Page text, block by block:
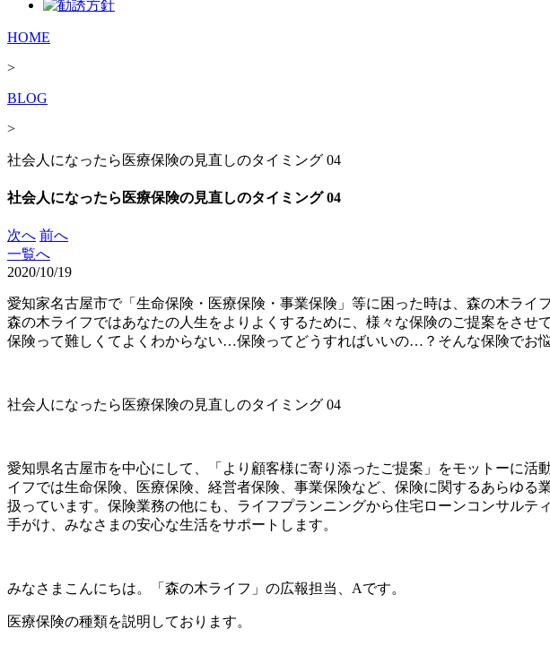
HOME
>
BLOG
>
社会人になったら医療保険の見直しのタイミング 04
社会人になったら医療保険の見直しのタイミング 04
次へ 前へ
一覧へ
2020/10/19
愛知家名古屋市で「生命保険・医療保険・事業保険」等に困った時は、森の木ライ
森の木ライフではあなたの人生をよりよくするために、様々な保険のご提案をさせ
保険って難しくてよくわからない…保険ってどうすればいいの…？そんな保険でお
社会人になったら医療保険の見直しのタイミング 04
愛知県名古屋市を中心にして、「より顧客様に寄り添ったご提案」をモットーに
イフでは生命保険、医療保険、経営者保険、事業保険など、保険に関するあらゆ
扱っています。保険業務の他にも、ライフプランニングから住宅ローンコンサル
手がけ、みなさまの安心な生活をサポートします。
みなさまこんにちは。「森の木ライフ」の広報担当、Aです。
医療保険の種類を説明しております。